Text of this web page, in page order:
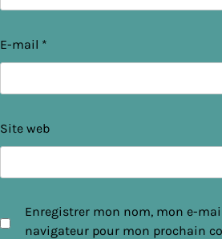
E-mail *
Site web
Enregistrer mon nom, mon e-
navigateur pour mon prochain